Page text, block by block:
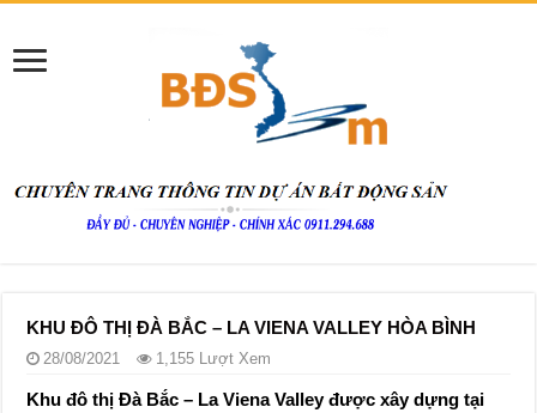
KHU ĐÔ THỊ ĐÀ BẮC – LA VIENA VALLEY HÒA BÌNH
28/08/2021 1,155 Lượt Xem
Khu đô thị Đà Bắc – La Viena Valley được xây dựng tại